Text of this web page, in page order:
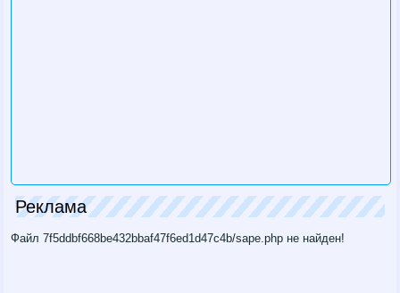
Реклама
Файл 7f5ddbf668be432bbaf47f6ed1d47c4b/sape.php не найден!